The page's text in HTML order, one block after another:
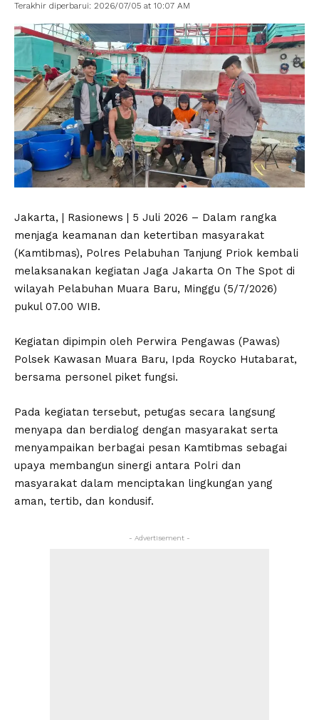
Terakhir diperbarui: 2026/07/05 at 10:07 AM
Jakarta, | Rasionews | 5 Juli 2026 – Dalam rangka
menjaga keamanan dan ketertiban masyarakat
(Kamtibmas), Polres Pelabuhan Tanjung Priok kembali
melaksanakan kegiatan Jaga Jakarta On The Spot di
wilayah Pelabuhan Muara Baru, Minggu (5/7/2026)
pukul 07.00 WIB.
Kegiatan dipimpin oleh Perwira Pengawas (Pawas)
Polsek Kawasan Muara Baru, Ipda Roycko Hutabarat,
bersama personel piket fungsi.
Pada kegiatan tersebut, petugas secara langsung
menyapa dan berdialog dengan masyarakat serta
menyampaikan berbagai pesan Kamtibmas sebagai
upaya membangun sinergi antara Polri dan
masyarakat dalam menciptakan lingkungan yang
aman, tertib, dan kondusif.
- Advertisement -